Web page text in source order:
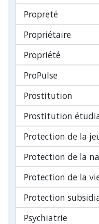
Propreté
Propriétaire
Propriété
ProPulse
Prostitution
Prostitution
Protection de la
Protection de la
Protection de la
Protection
Psychiatrie